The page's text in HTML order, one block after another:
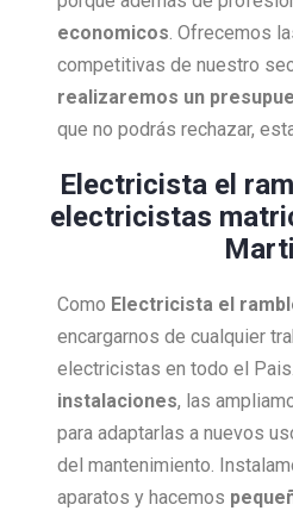
economicos . Ofrecemos
competitivas de nuestro
realizaremos un
que no podrás rechazar,
Electricista el
electricistas
Como Electricista el
encargarnos de cualquier
electricistas en todo el Pais.
instalaciones, las
para adaptarlas a nuevos
del mantenimiento.
aparatos y hacemos